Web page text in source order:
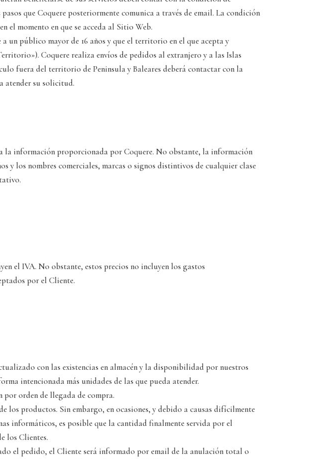
que Coquere posteriormente comunica a través de email. La condición
el momento en que se acceda al Sitio Web.
un público mayor de 16 años y que el territorio en el que acepta y
Coquere realiza envíos de pedidos al extranjero y a las Islas
fuera del territorio de Peninsula y Baleares deberá contactar con la
atender su solicitud.
la información proporcionada por Coquere. No obstante, la información
los nombres comerciales, marcas o signos distintivos de cualquier clase
el IVA. No obstante, estos precios no incluyen los gastos
por el Cliente.
con las existencias en almacén y la disponibilidad por nuestros
intencionada más unidades de las que pueda atender.
por orden de llegada de compra.
los productos. Sin embargo, en ocasiones, y debido a causas difícilmente
informáticos, es posible que la cantidad finalmente servida por el
los Clientes.
el pedido, el Cliente será informado por email de la anulación total o